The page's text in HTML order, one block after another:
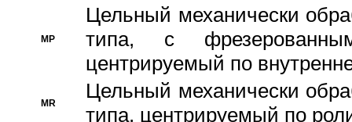
MP
Цельный механически
типа, с
центрируемый по
MR
Цельный механически
типа, центрируемый по